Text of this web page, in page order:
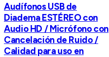
Audífonos USB de
Diadema ESTÉREO con
Audio HD / Micrófono con
Cancelación de Ruido /
Calidad para uso en